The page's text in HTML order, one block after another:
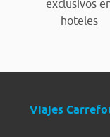
exclusivos
hoteles
Viajes